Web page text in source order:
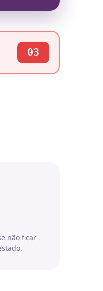
03
não ficar